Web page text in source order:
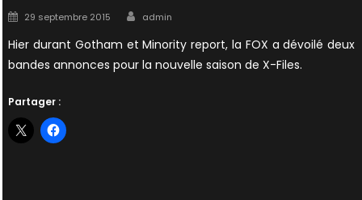
Posted
29 septembre 2015 Author
admin
Hier durant Gotham et Minority report, la FOX a dévoilé deux
bandes annonces pour la nouvelle saison de X-Files.
Partager :